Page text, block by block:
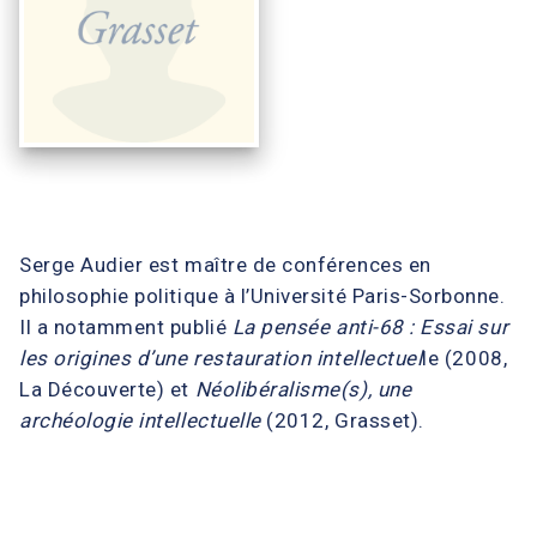
Serge Audier est maître de conférences en
philosophie politique à l’Université Paris-Sorbonne.
Il a notamment publié La pensée anti-68 : Essai sur
les origines d’une restauration intellectuelle (2008,
La Découverte) et Néolibéralisme(s), une
archéologie intellectuelle(2012, Grasset).